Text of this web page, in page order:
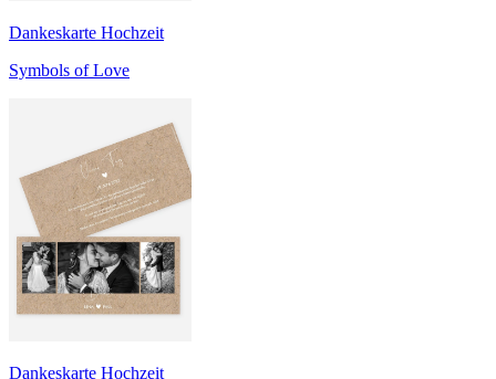
Dankeskarte Hochzeit
Symbols of Love
Dankeskarte Hochzeit